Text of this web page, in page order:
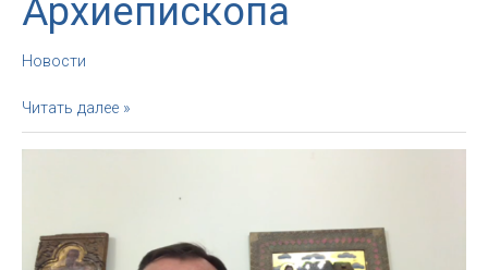
Архиепископа
Новости
17
апреля.
Вечернее
Читать далее »